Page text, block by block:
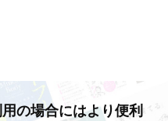
の場合にはより便利